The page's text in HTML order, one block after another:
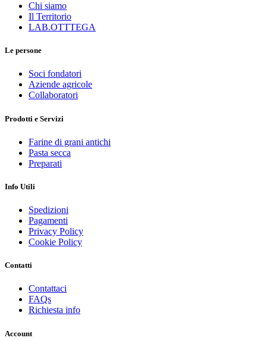
Chi siamo
Il Territorio
LAB.OTTTEGA
Le persone
Soci fondatori
Aziende agricole
Collaboratori
Prodotti e Servizi
Farine di grani antichi
Pasta secca
Preparati
Info Utili
Spedizioni
Pagamenti
Privacy Policy
Cookie Policy
Contatti
Contattaci
FAQs
Richiesta info
Account